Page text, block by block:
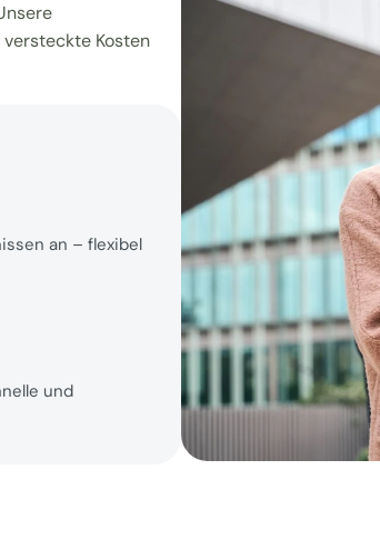
Kosten
an – flexibel
und